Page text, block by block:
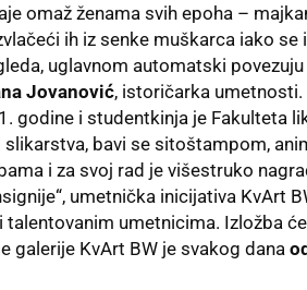
omaž ženama svih epoha –
ih iz senke muškarca iako se
uglavnom automatski
Jovanović, istoričarka umetnosti.
godine i studentkinja je Fakulteta
bavi se sitoštampom,
i za svoj rad je višestruko
umetnička inicijativa KvArt
umetnicima. Izložba
galerije KvArt BW je svakog dana